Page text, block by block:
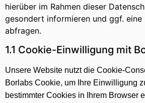
hierüber im Rahmen dieser
gesondert informieren und ggf. eine
abfragen.
1.1 Cookie-Einwilligung mit
Unsere Website nutzt die Cookie-
Borlabs Cookie, um Ihre Einwilligung
bestimmter Cookies in Ihrem Browser